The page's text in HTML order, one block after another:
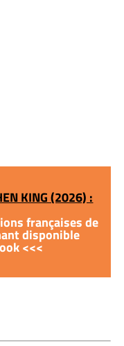
KING (2026) :
françaises de
disponible
<<<